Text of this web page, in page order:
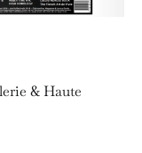
& Haute